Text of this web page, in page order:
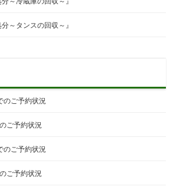
～タンスの回収～』
のご予約状況
ご予約状況
のご予約状況
ご予約状況